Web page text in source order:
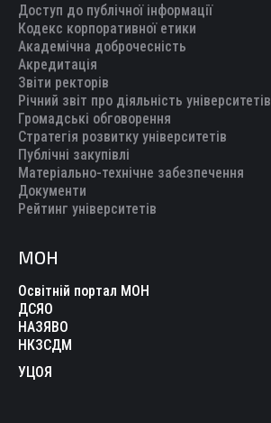
Доступ до публічної інформації
Кодекс корпоративної етики
Академічна доброчесність
Акредитація
Звіти ректорів
Річний звіт про діяльність університетів
Громадські обговорення
Стратегія розвитку університетів
Публічні закупівлі
Матеріально-технічне забезпечення
Документи
Рейтинг університетів
МОН
Освітній портал МОН
ДСЯО
НАЗЯВО
НКЗСДМ
УЦОЯ